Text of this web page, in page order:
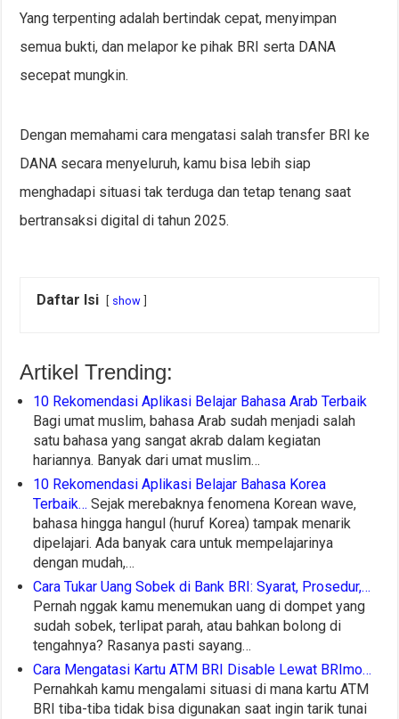
Yang terpenting adalah bertindak cepat, menyimpan
semua bukti, dan melapor ke pihak BRI serta DANA
secepat mungkin.
Dengan memahami cara mengatasi salah transfer BRI ke
DANA secara menyeluruh, kamu bisa lebih siap
menghadapi situasi tak terduga dan tetap tenang saat
bertransaksi digital di tahun 2025.
Daftar Isi show
Artikel Trending:
10 Rekomendasi Aplikasi Belajar Bahasa Arab Terbaik
Bagi umat muslim, bahasa Arab sudah menjadi salah
satu bahasa yang sangat akrab dalam kegiatan
hariannya. Banyak dari umat muslim…
10 Rekomendasi Aplikasi Belajar Bahasa Korea
Terbaik… Sejak merebaknya fenomena Korean wave,
bahasa hingga hangul (huruf Korea) tampak menarik
dipelajari. Ada banyak cara untuk mempelajarinya
dengan mudah,…
Cara Tukar Uang Sobek di Bank BRI: Syarat, Prosedur,…
Pernah nggak kamu menemukan uang di dompet yang
sudah sobek, terlipat parah, atau bahkan bolong di
tengahnya? Rasanya pasti sayang…
Cara Mengatasi Kartu ATM BRI Disable Lewat BRImo…
Pernahkah kamu mengalami situasi di mana kartu ATM
BRI tiba-tiba tidak bisa digunakan saat ingin tarik tunai